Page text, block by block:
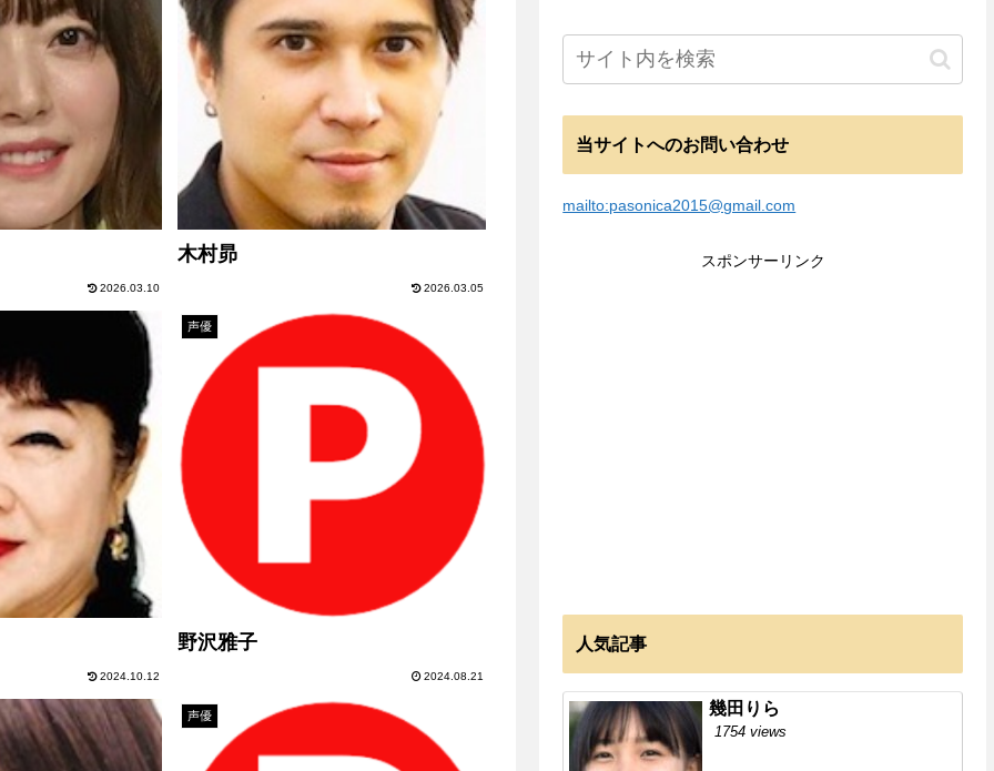
2026.03.10
木村昴
2026.03.05
2024.10.12
声優
野沢雅子
2024.08.21
声優
当サイトへのお問い合わせ
mailto:pasonica2015@gmail.com
スポンサーリンク
人気記事
幾田りら
1754 views